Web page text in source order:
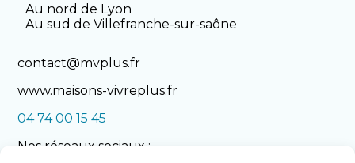
Au nord de Lyon
Au sud de Villefranche-sur-saône
contact@mvplus.fr
www.maisons-vivreplus.fr
04 74 00 15 45
Nos réseaux sociaux :